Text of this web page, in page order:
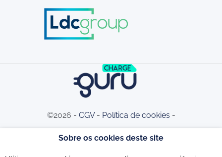
©2026 - CGV- Política de cookies -
Sobre os cookies deste site